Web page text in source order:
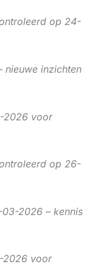
op 24-
nieuwe inzichten
2026 voor
op 26-
2026 – kennis
2026 voor